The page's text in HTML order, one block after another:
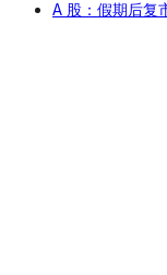
A 股：假期后复